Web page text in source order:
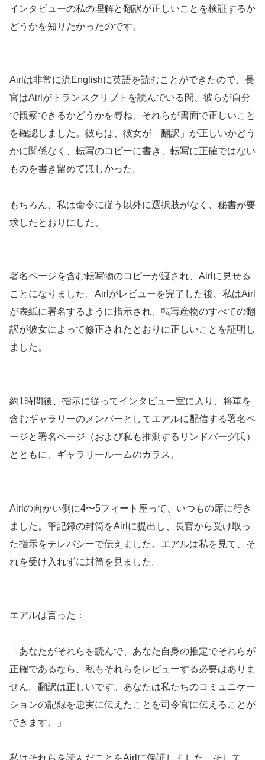
インタビューの私の理解と翻訳が正しいことを検証するか
どうかを知りたかったのです。
Airlは非常に流Englishに英語を読むことができたので、長
官はAirlがトランスクリプトを読んでいる間、彼らが自分
で観察できるかどうかを尋ね、それらが書面で正しいこと
を確認しました。彼らは、彼女が「翻訳」が正しいかどう
かに関係なく、転写のコピーに書き、転写に正確ではない
ものを書き留めてほしかった。
もちろん、私は命令に従う以外に選択肢がなく、秘書が要
求したとおりにした。
署名ページを含む転写物のコピーが渡され、Airlに見せる
ことになりました。Airlがレビューを完了した後、私はAirl
が表紙に署名するように指示され、転写産物のすべての翻
訳が彼女によって修正されたとおりに正しいことを証明し
ました。
約1時間後、指示に従ってインタビュー室に入り、将軍を
含むギャラリーのメンバーとしてエアルに配信する署名ペ
ージと署名ページ（および私も推測するリンドバーグ氏）
とともに、ギャラリールームのガラス。
Airlの向かい側に4〜5フィート座って、いつもの席に行き
ました。筆記録の封筒をAirlに提出し、長官から受け取っ
た指示をテレパシーで伝えました。エアルは私を見て、そ
れを受け入れずに封筒を見ました。
エアルは言った：
「あなたがそれらを読んで、あなた自身の推定でそれらが
正確であるなら、私もそれらをレビューする必要はありま
せん。翻訳は正しいです。あなたは私たちのコミュニケー
ションの記録を忠実に伝えたことを司令官に伝えることが
できます。」